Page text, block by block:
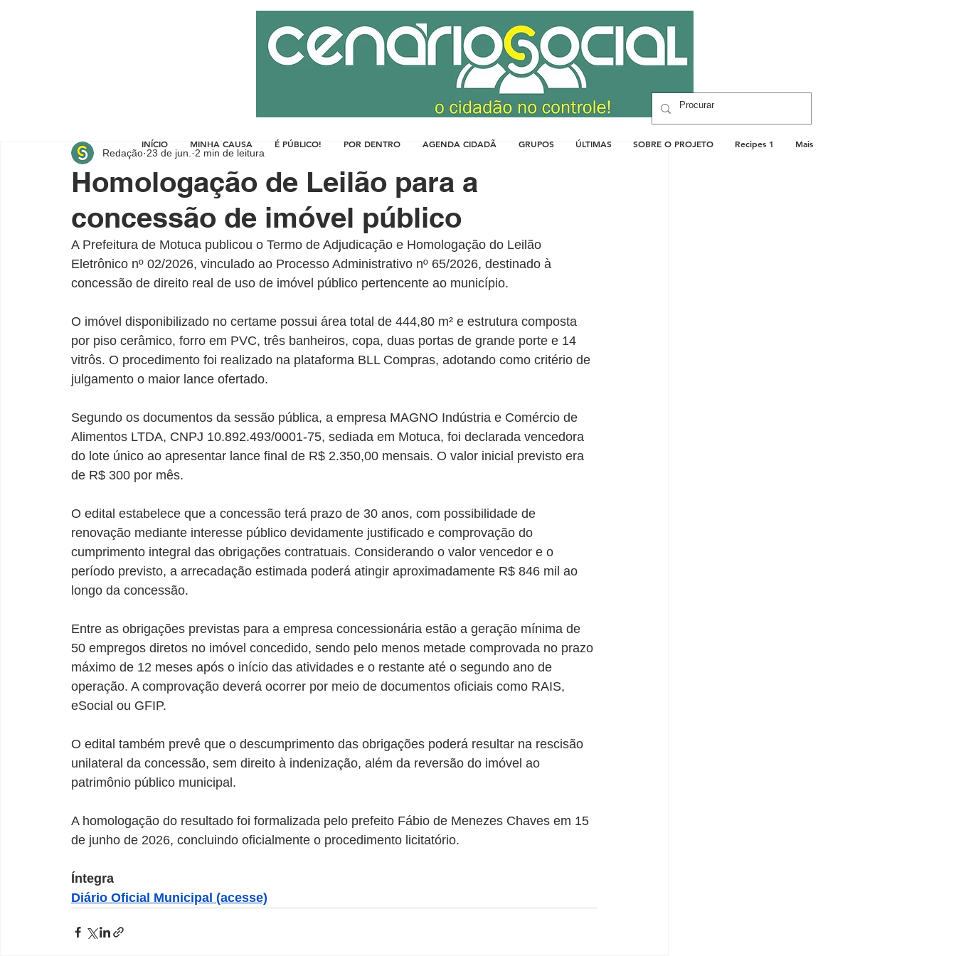
Homologação de Leilão para a
concessão de imóvel público
Redação 23 de jun. 2 min de leitura
A Prefeitura de Motuca publicou o Termo de Adjudicação e Homologação do Leilão
Eletrônico nº 02/2026, vinculado ao Processo Administrativo nº 65/2026, destinado à
concessão de direito real de uso de imóvel público pertencente ao município.
O imóvel disponibilizado no certame possui área total de 444,80 m² e estrutura composta
por piso cerâmico, forro em PVC, três banheiros, copa, duas portas de grande porte e 14
vitrôs. O procedimento foi realizado na plataforma BLL Compras, adotando como critério de
julgamento o maior lance ofertado.
Segundo os documentos da sessão pública, a empresa MAGNO Indústria e Comércio de
Alimentos LTDA, CNPJ 10.892.493/0001-75, sediada em Motuca, foi declarada vencedora
do lote único ao apresentar lance final de R$ 2.350,00 mensais. O valor inicial previsto era
de R$ 300 por mês.
O edital estabelece que a concessão terá prazo de 30 anos, com possibilidade de
renovação mediante interesse público devidamente justificado e comprovação do
cumprimento integral das obrigações contratuais. Considerando o valor vencedor e o
período previsto, a arrecadação estimada poderá atingir aproximadamente R$ 846 mil ao
longo da concessão.
Entre as obrigações previstas para a empresa concessionária estão a geração mínima de
50 empregos diretos no imóvel concedido, sendo pelo menos metade comprovada no prazo
máximo de 12 meses após o início das atividades e o restante até o segundo ano de
operação. A comprovação deverá ocorrer por meio de documentos oficiais como RAIS,
eSocial ou GFIP.
O edital também prevê que o descumprimento das obrigações poderá resultar na rescisão
unilateral da concessão, sem direito à indenização, além da reversão do imóvel ao
patrimônio público municipal.
A homologação do resultado foi formalizada pelo prefeito Fábio de Menezes Chaves em 15
de junho de 2026, concluindo oficialmente o procedimento licitatório.
Íntegra
Diário Oficial Municipal (acesse)
INÍCIO MINHA CAUSA É PÚBLICO! POR DENTRO AGENDA CIDADÃ GRUPOS ÚLTIMAS SOBRE O PROJETO Recipes 1 Mais